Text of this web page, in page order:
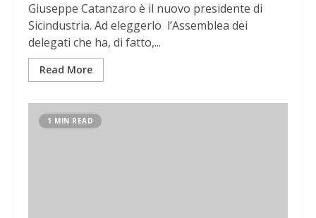
Giuseppe Catanzaro è il nuovo presidente di
Sicindustria. Ad eleggerlo l’Assemblea dei
delegati che ha, di fatto,...
Read More
1 MIN READ